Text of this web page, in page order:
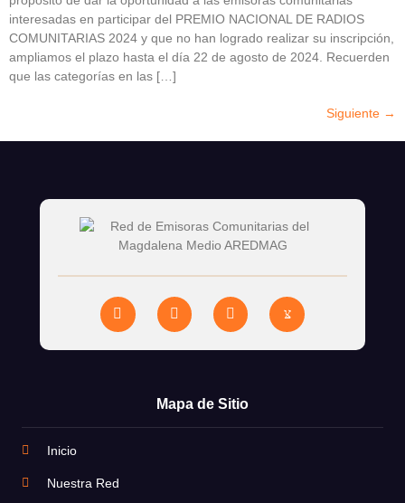
interesadas en participar del PREMIO NACIONAL DE RADIOS
COMUNITARIAS 2024 y que no han logrado realizar su inscripción,
ampliamos el plazo hasta el día 22 de agosto de 2024. Recuerden
que las categorías en las […]
Siguiente →
Mapa de Sitio
Inicio
Nuestra Red